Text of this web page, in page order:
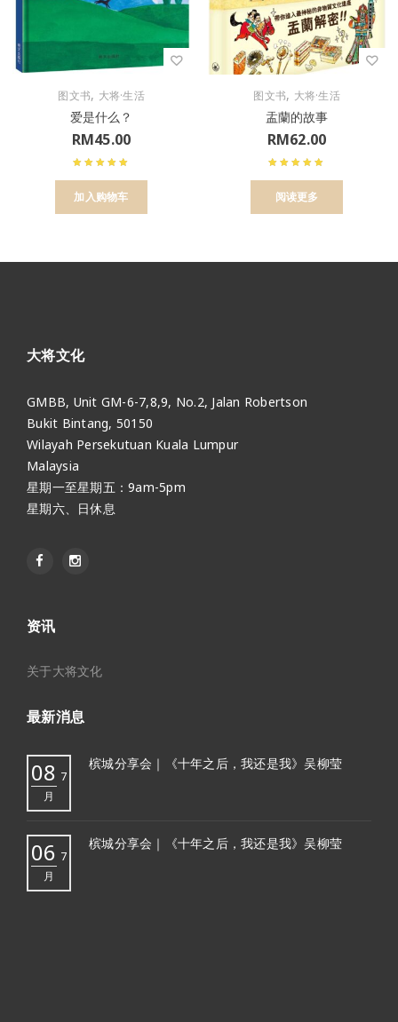
图文书, 大将·生活
爱是什么？
RM45.00
加入购物车
图文书, 大将·生活
盂蘭的故事
RM62.00
阅读更多
大将文化
GMBB, Unit GM-6-7,8,9, No.2, Jalan Robertson
Bukit Bintang, 50150
Wilayah Persekutuan Kuala Lumpur
Malaysia
星期一至星期五：9am-5pm
星期六、日休息
资讯
关于大将文化
最新消息
08 7
月
槟城分享会｜《十年之后，我还是我》吴柳莹
06 7
月
槟城分享会｜《十年之后，我还是我》吴柳莹